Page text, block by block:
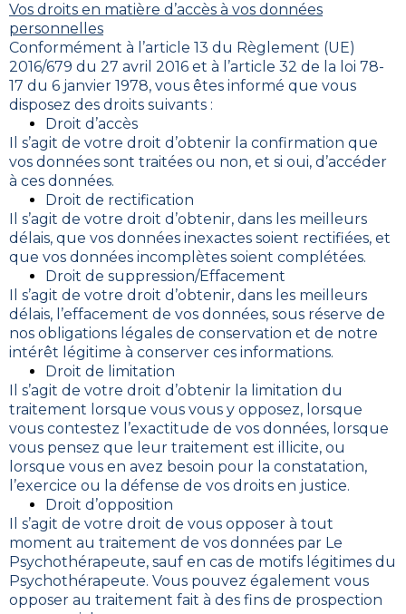
Vos droits en matière d’accès à vos données
personnelles
Conformément à l’article 13 du Règlement (UE)
2016/679 du 27 avril 2016 et à l’article 32 de la loi 78-
17 du 6 janvier 1978, vous êtes informé que vous
disposez des droits suivants :
Droit d’accès
Il s’agit de votre droit d’obtenir la confirmation que
vos données sont traitées ou non, et si oui, d’accéder
à ces données.
Droit de rectification
Il s’agit de votre droit d’obtenir, dans les meilleurs
délais, que vos données inexactes soient rectifiées, et
que vos données incomplètes soient complétées.
Droit de suppression/Effacement
Il s’agit de votre droit d’obtenir, dans les meilleurs
délais, l’effacement de vos données, sous réserve de
nos obligations légales de conservation et de notre
intérêt légitime à conserver ces informations.
Droit de limitation
Il s’agit de votre droit d’obtenir la limitation du
traitement lorsque vous vous y opposez, lorsque
vous contestez l’exactitude de vos données, lorsque
vous pensez que leur traitement est illicite, ou
lorsque vous en avez besoin pour la constatation,
l’exercice ou la défense de vos droits en justice.
Droit d’opposition
Il s’agit de votre droit de vous opposer à tout
moment au traitement de vos données par Le
Psychothérapeute, sauf en cas de motifs légitimes du
Psychothérapeute. Vous pouvez également vous
opposer au traitement fait à des fins de prospection